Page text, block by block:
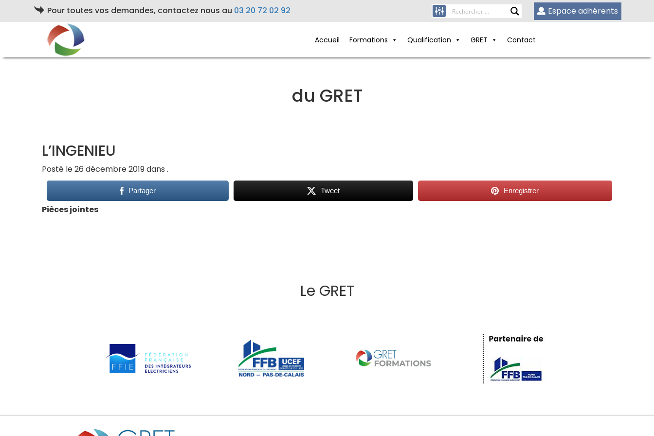
Pour toutes vos demandes, contactez nous au 03 20 72 02 92 Espace adhérents
Accueil Formations Qualification GRET Contact
du GRET
L’INGENIEU
Posté le 26 décembre 2019 dans .
Partager Tweet Enregistrer
Pièces jointes
Le GRET